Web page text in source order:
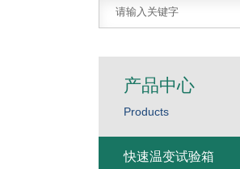
产品中心
Products
快速温变试验箱